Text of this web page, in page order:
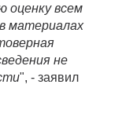
оценку всем
материалах
не
", - заявил